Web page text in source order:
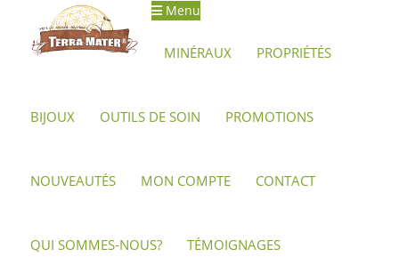
Aller
Aller
au
Menu
MINÉRAUX PROPRIÉTÉS
BIJOUX OUTILS DE SOIN PROMOTIONS
NOUVEAUTÉS MON COMPTE CONTACT
QUI SOMMES-NOUS? TÉMOIGNAGES
Accueil Minéraux, pierres et cristaux Labradorite